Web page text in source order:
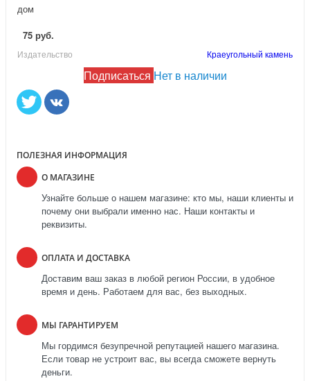
дом
75 руб.
Издательство Краеугольный камень
Подписаться Нет в наличии
ПОЛЕЗНАЯ ИНФОРМАЦИЯ
О МАГАЗИНЕ
Узнайте больше о нашем магазине: кто мы, наши клиенты и
почему они выбрали именно нас. Наши контакты и
реквизиты.
ОПЛАТА И ДОСТАВКА
Доставим ваш заказ в любой регион России, в удобное
время и день. Работаем для вас, без выходных.
МЫ ГАРАНТИРУЕМ
Мы гордимся безупречной репутацией нашего магазина.
Если товар не устроит вас, вы всегда сможете вернуть
деньги.